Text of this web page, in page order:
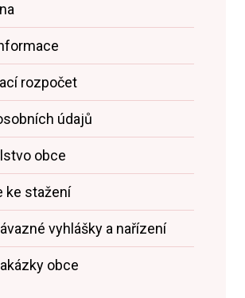
rozpočet
údajů
obce
ke stažení
vyhlášky a nařízení
obce